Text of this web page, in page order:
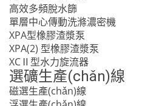
高效多頻脫水篩
單層中心傳動洗滌濃密機
XPA型橡膠渣漿泵
XPA(2) 型橡膠渣漿泵
XCⅡ型水力旋流器
選礦生產(chǎn)線
磁選生產(chǎn)線